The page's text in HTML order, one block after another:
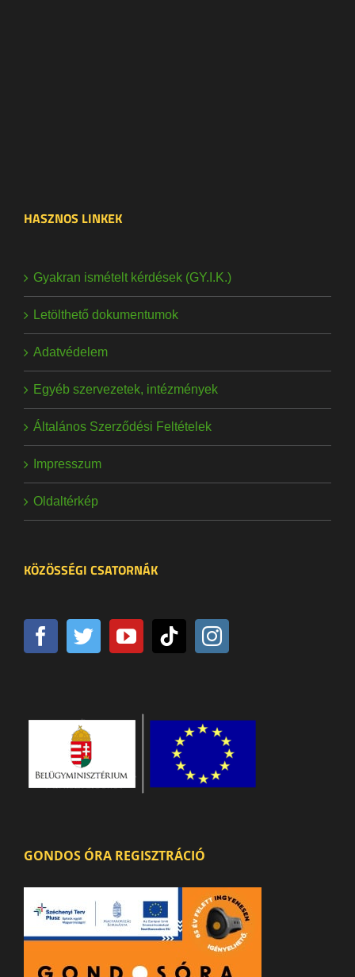
HASZNOS LINKEK
Gyakran ismételt kérdések (GY.I.K.)
Letölthető dokumentumok
Adatvédelem
Egyéb szervezetek, intézmények
Általános Szerződési Feltételek
Impresszum
Oldaltérkép
KÖZÖSSÉGI CSATORNÁK
GONDOS ÓRA REGISZTRÁCIÓ